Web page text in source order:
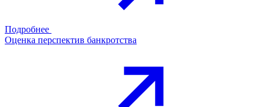
Подробнее
Оценка перспектив банкротства